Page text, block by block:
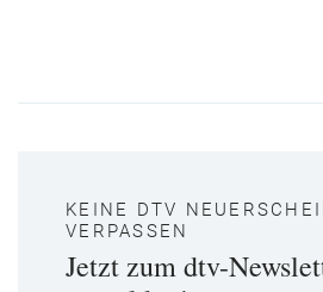
KEINE DTV
VERPASSEN
Jetzt zum dtv-